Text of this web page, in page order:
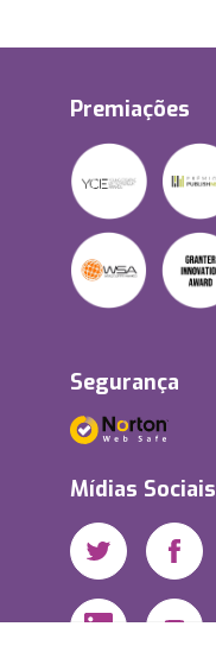
Premiações
Segurança
Mídias Sociais